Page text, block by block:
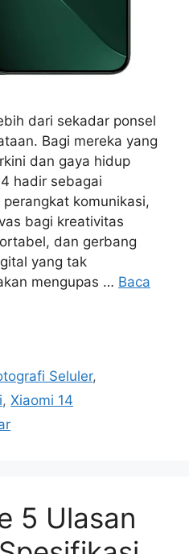
dari sekadar ponsel
Bagi mereka yang
dan gaya hidup
hadir sebagai
komunikasi,
bagi kreativitas
dan gerbang
yang tak
mengupas … Baca
Seluler,
, Xiaomi 14
5 Ulasan